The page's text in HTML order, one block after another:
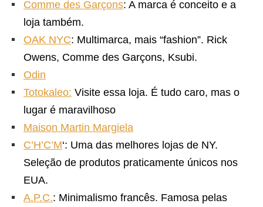
Comme des Garçons: A marca é conceito e a
loja também.
OAK NYC: Multimarca, mais “fashion”. Rick
Owens, Comme des Garçons, Ksubi.
Odin
Totokaleo: Visite essa loja. É tudo caro, mas o
lugar é maravilhoso
Maison Martin Margiela
C’H’C’M‘: Uma das melhores lojas de NY.
Seleção de produtos praticamente únicos nos
EUA.
A.P.C.: Minimalismo francês. Famosa pelas